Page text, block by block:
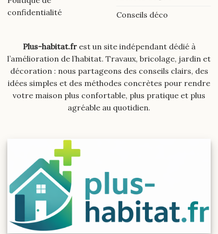
confidentialité
Conseils déco
Plus-habitat.frest un site indépendant dédié à
l’amélioration de l’habitat. Travaux, bricolage, jardin et
décoration : nous partageons des conseils clairs, des
idées simples et des méthodes concrètes pour rendre
votre maison plus confortable, plus pratique et plus
agréable au quotidien.